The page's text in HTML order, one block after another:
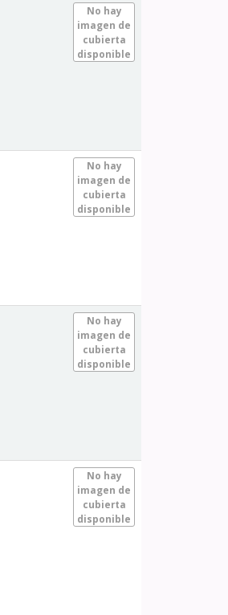
No hay
imagen de
cubierta
disponible
No hay
imagen de
cubierta
disponible
No hay
imagen de
cubierta
disponible
No hay
imagen de
cubierta
disponible